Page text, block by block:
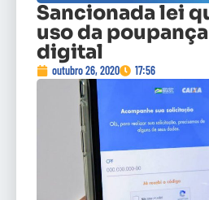
Sancionada lei
uso da
digital
outubro 26, 2020 17:56